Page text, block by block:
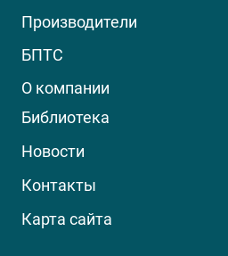
Производители
БПТС
О компании
Библиотека
Новости
Контакты
Карта сайта